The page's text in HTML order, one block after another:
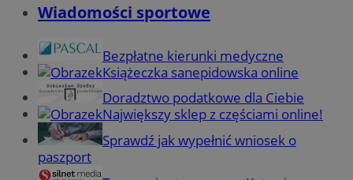
Wiadomości sportowe
Bezpłatne kierunki medyczne
Książeczka sanepidowska online
Doradztwo podatkowe dla Ciebie
Największy sklep z częściami online!
Sprawdź jak wypełnić wniosek o
paszport